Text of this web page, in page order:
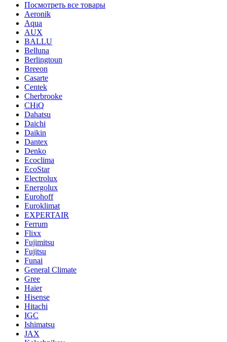
Посмотреть все товары
Aeronik
Aqua
AUX
BALLU
Belluna
Berlingtoun
Breeon
Casarte
Centek
Cherbrooke
CHiQ
Dahatsu
Daichi
Daikin
Dantex
Denko
Ecoclima
EcoStar
Electrolux
Energolux
Eurohoff
Euroklimat
EXPERTAIR
Ferrum
Flixx
Fujimitsu
Fujitsu
Funai
General Climate
Gree
Haier
Hisense
Hitachi
IGC
Ishimatsu
JAX